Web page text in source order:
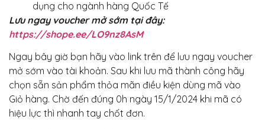
dụng cho ngành hàng Quốc Tế
Lưu ngay voucher mở sớm tại đây:
https://shope.ee/LO9nz8AsM
Ngay bây giờ bạn hãy vào link trên để lưu ngay voucher
mở sớm vào tài khoản. Sau khi lưu mã thành công hãy
chọn sẵn sản phẩm thỏa mãn điều kiện dùng mã vào
Giỏ hàng. Chờ đến đúng 0h ngày 15/1/2024 khi mã có
hiệu lực thì nhanh tay chốt đơn.